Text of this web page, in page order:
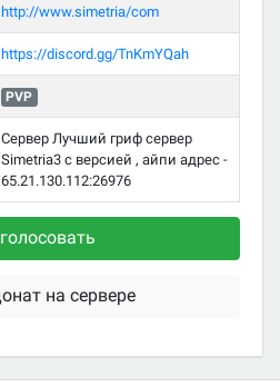
http://www.simetria/com
https://discord.gg/TnKmYQah
PVP
Сервер Лучший гриф сервер
Simetria3 с версией , айпи адрес -
65.21.130.112:26976
на сервере